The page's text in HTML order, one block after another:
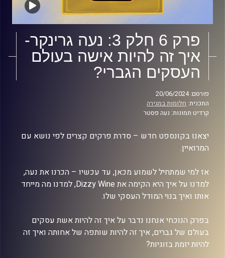
פרק 6 חלק 3: נעה גרינקר-
איך זה להיות אישה בעולם
העסקים הגברי?
פורסם: 20/06/2024
התכנית: חלומות במגירה
קרדיט תמונות: נעה פסטר
יצאנו בקונספט חדש – סדרת פרקים קצרים לפי נושא עם
המרואיין.
אז למי שמתחיל לשמוע מכאן, עד עכשיו – הכרנו את נעה,
למדנו על איך היא הקימה את Dizzy Wine, למדנו מה מייחד
אותו ואיך בנוי המודל העסקי שלו.
בפרק הנוכחי אנחנו נדבר על איך זה להיות אשת עסקים
בעולם של גברים, איך זה להיות שותפה של אחותה ואיך זה
להיות יזמת בזוגיות?